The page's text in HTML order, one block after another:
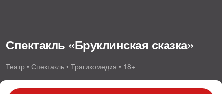
Спектакль «Бруклинская сказка»
Театр • Спектакль • Трагикомедия • 18+